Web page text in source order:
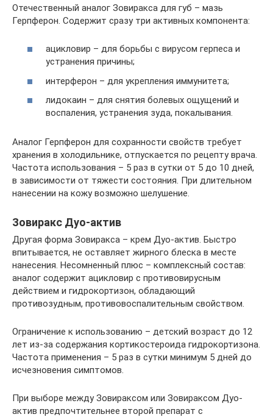
Отечественный аналог Зовиракса для губ – мазь
Герпферон. Содержит сразу три активных компонента:
ацикловир – для борьбы с вирусом герпеса и
устранения причины;
интерферон – для укрепления иммунитета;
лидокаин – для снятия болевых ощущений и
воспаления, устранения зуда, покалывания.
Аналог Герпферон для сохранности свойств требует
хранения в холодильнике, отпускается по рецепту врача.
Частота использования – 5 раз в сутки от 5 до 10 дней,
в зависимости от тяжести состояния. При длительном
нанесении на кожу возможно шелушение.
Зовиракс Дуо-актив
Другая форма Зовиракса – крем Дуо-актив. Быстро
впитывается, не оставляет жирного блеска в месте
нанесения. Несомненный плюс – комплексный состав:
аналог содержит ацикловир с противовирусным
действием и гидрокортизон, обладающий
противозудным, противовоспалительным свойством.
Ограничение к использованию – детский возраст до 12
лет из-за содержания кортикостероида гидрокортизона.
Частота применения – 5 раз в сутки минимум 5 дней до
исчезновения симптомов.
При выборе между Зовираксом или Зовираксом Дуо-
актив предпочтительнее второй препарат с